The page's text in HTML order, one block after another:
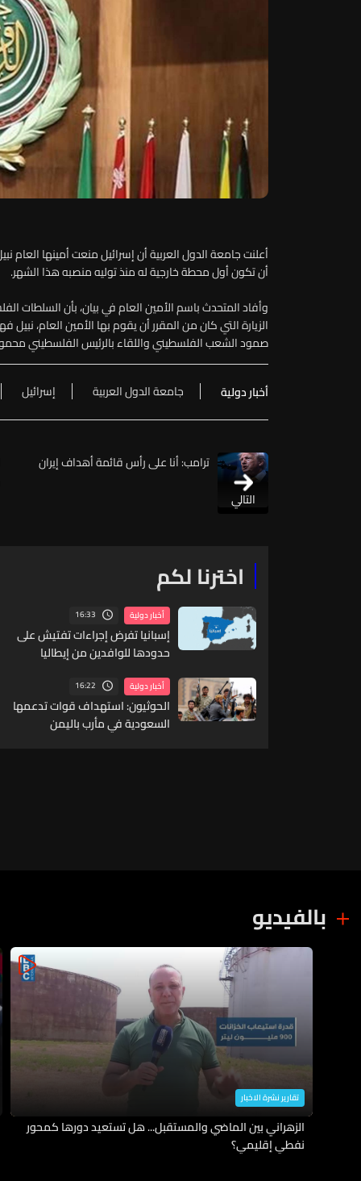
أعلنت جامعة الدول العربية أن إسرائيل منعت أمينها
أن تكون أول محطة خارجية له منذ توليه منصبه هذا الشهر.
وأفاد المتحدث باسم الأمين العام في بيان، بأن السلطات
الزيارة التي كان من المقرر أن يقوم بها الأمين العام، نبيل
صمود الشعب الفلسطيني واللقاء بالرئيس الفلسطيني
أخبار دولية جامعة الدول العربية إسرائيل
التالي
ترامب: أنا على رأس قائمة أهداف إيران
اخترنا لكم
أخبار دولية 16:33
إسبانيا تفرض إجراءات تفتيش على
حدودها للوافدين من إيطاليا
أخبار دولية 16:22
الحوثيون: استهداف قوات تدعمها
السعودية في مأرب باليمن
بالفيديو
تقارير نشرة الاخبار
الزهراني بين الماضي والمستقبل... هل تستعيد دورها كمحور
نفطي إقليمي؟